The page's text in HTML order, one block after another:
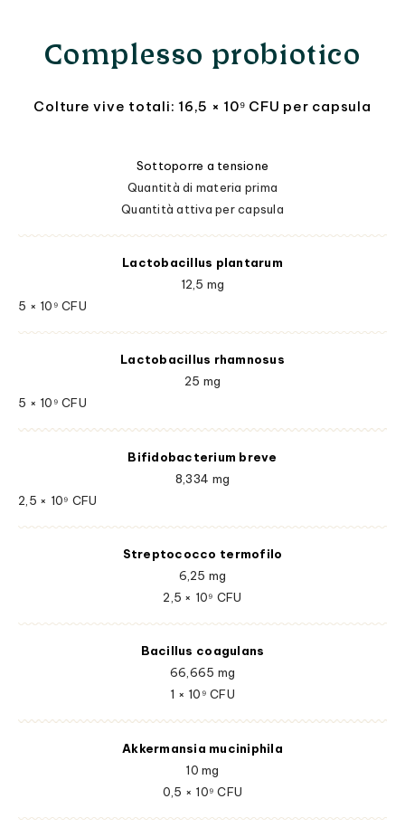
Complesso probiotico
Colture vive totali: 16,5 × 10⁹ CFU per capsula
Sottoporre a tensione
Quantità di materia prima
Quantità attiva per capsula
Lactobacillus plantarum
12,5 mg
5 × 10⁹ CFU
Lactobacillus rhamnosus
25 mg
5 × 10⁹ CFU
Bifidobacterium breve
8,334 mg
2,5 × 10⁹ CFU
Streptococco termofilo
6,25 mg
2,5 × 10⁹ CFU
Bacillus coagulans
66,665 mg
1 × 10⁹ CFU
Akkermansia muciniphila
10 mg
0,5 × 10⁹ CFU